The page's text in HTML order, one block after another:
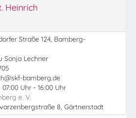
Heinrich
Straße 124, Bamberg-
Sonja Lechner
bamberg.de
07:00 Uhr - 16:00 Uhr
e. V.
8, Gärtnerstadt